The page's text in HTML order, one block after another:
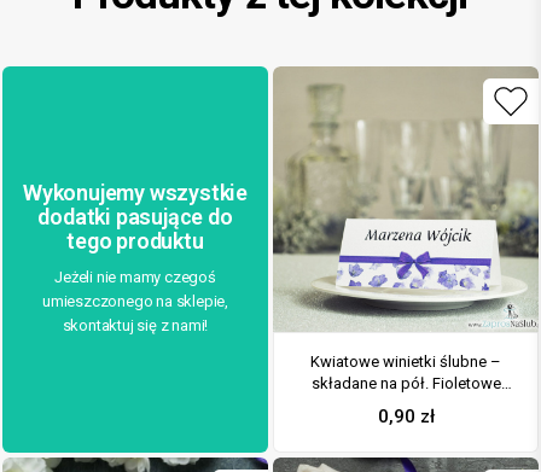
Wykonujemy wszystkie
dodatki pasujące do
tego produktu
Jeżeli nie mamy czegoś
umieszczonego na sklepie,
skontaktuj się z nami!
Kwiatowe winietki ślubne –
składane na pół. Fioletowe
kwiaty polne z malowaną,
poziomą wstążką
0,90 zł